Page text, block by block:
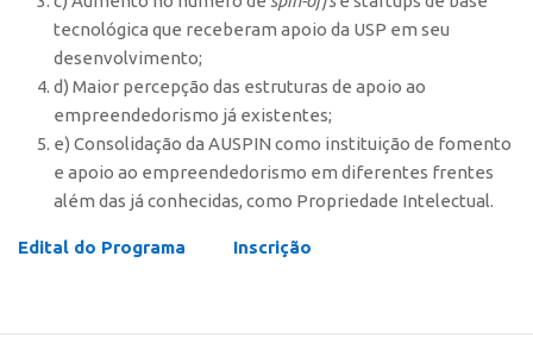
tecnológica que receberam apoio da USP em seu
desenvolvimento;
d) Maior percepção das estruturas de apoio ao
empreendedorismo já existentes;
e) Consolidação da AUSPIN como instituição de fomento
e apoio ao empreendedorismo em diferentes frentes
além das já conhecidas, como Propriedade Intelectual.
Edital do Programa Inscrição